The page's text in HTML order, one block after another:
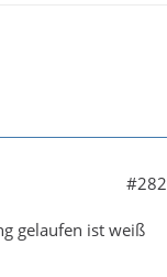
#282
gelaufen ist weiß